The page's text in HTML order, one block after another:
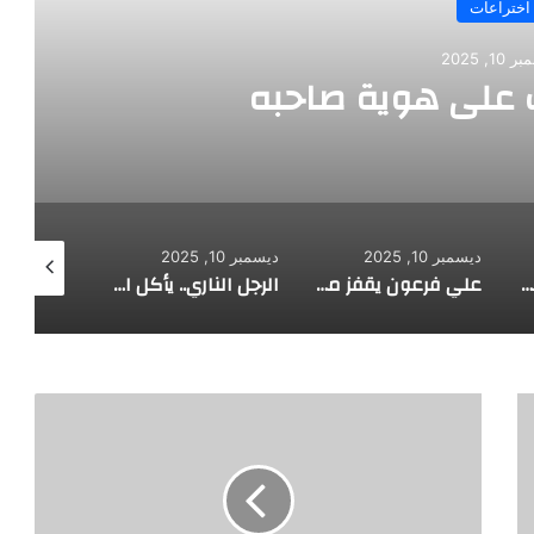
صاحبه
ديسمبر 10, 2025
علي فرعون يقفز من الطابق العشرين ويأكل النار ويحطم سورا
ديسمبر 10, 2025
الرجل الناري.. يأكل الجمر ويثني الحديد بأسنانه
ديسمبر 10, 2025